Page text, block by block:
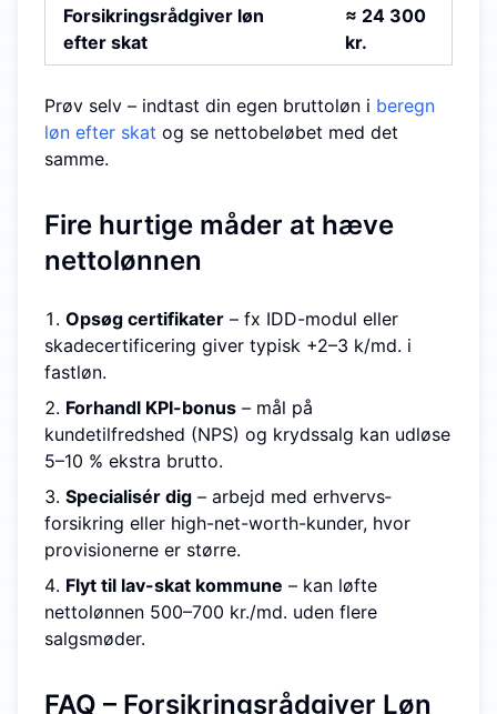
Forsikringsrådgiver løn
efter skat
≈ 24 300
kr.
Prøv selv – indtast din egen bruttoløn i beregn
løn efter skat og se nettobeløbet med det
samme.
Fire hurtige måder at hæve
nettolønnen
Opsøg certifikater – fx IDD-modul eller
skade­certificering giver typisk +2–3 k/md. i
fastløn.
Forhandl KPI-bonus – mål på
kundetilfredshed (NPS) og krydssalg kan udløse
5–10 % ekstra brutto.
Specialisér dig – arbejd med erhvervs­
forsikring eller high-net-worth-kunder, hvor
provisionerne er større.
Flyt til lav-skat kommune – kan løfte
nettolønnen 500–700 kr./md. uden flere
salgsmøder.
FAQ – Forsikringsrådgiver Løn